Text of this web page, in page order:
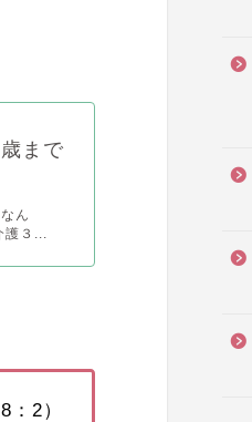
まで
ん
護３...
2）